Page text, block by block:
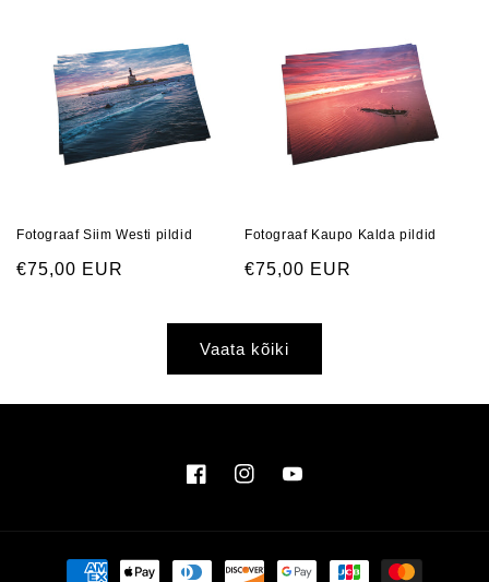
Fotograaf Siim Westi pildid
Regular
€75,00 EUR
Fotograaf Kaupo Kalda pildid
Regular
€75,00 EUR
Vaata kõiki
FacebookInstagramYouTube
Makseviisid